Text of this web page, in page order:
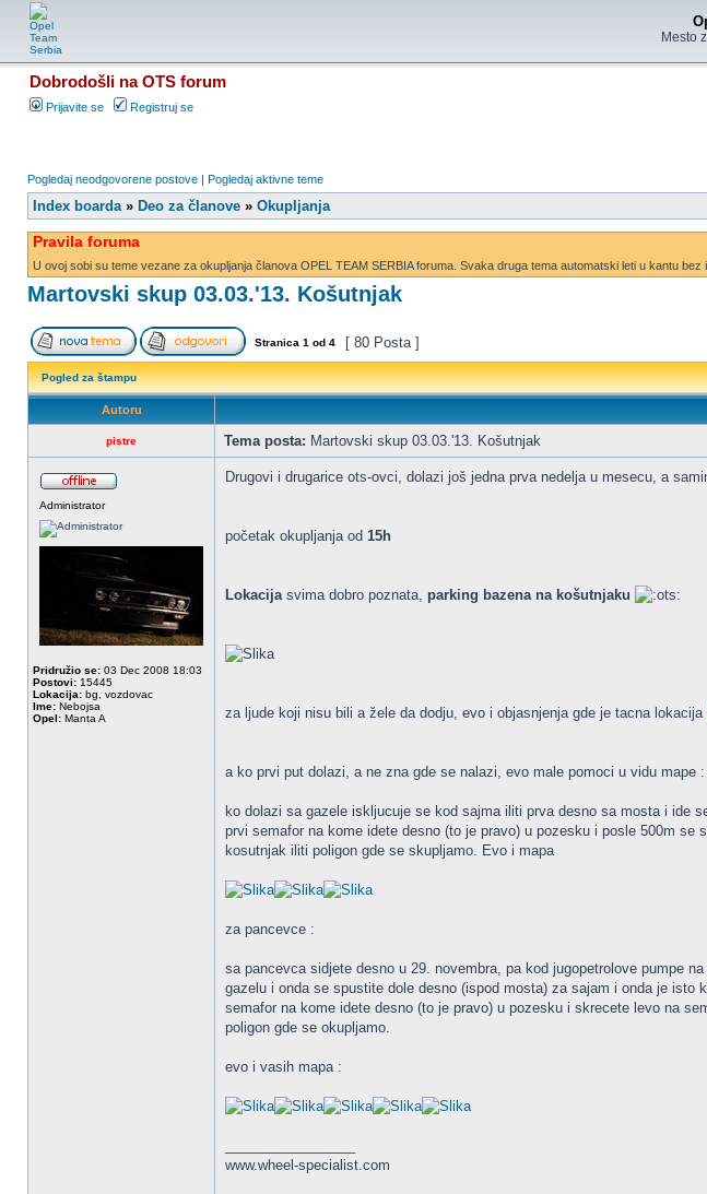
Mesto
Dobrodošli na OTS forum
Prijavite se Registruj se
Pogledaj neodgovorene postove | Pogledaj aktivne teme
Index boarda» Deo za članove » Okupljanja
Pravila foruma
U ovoj sobi su teme vezane za okupljanja članova OPEL TEAM SERBIA foruma. Svaka druga tema automatski leti u kantu bez
Martovski skup 03.03.'13. Košutnjak
Stranica 1 od 4 [ 80 Posta ]
Pogled za štampu
Autoru
pistre Tema posta: Martovski skup 03.03.'13. Košutnjak
Administrator
Pridružio se: 03 Dec 2008 18:03
Postovi: 15445
Lokacija: bg, vozdovac
Ime: Nebojsa
Opel: Manta A
Drugovi i drugarice ots-ovci, dolazi još jedna prva nedelja u mesecu, a
početak okupljanja od 15h
Lokacijasvima dobro poznata, parking bazena na košutnjaku
za ljude koji nisu bili a žele da dodju, evo i objasnjenja gde je tacna lokacija
a ko prvi put dolazi, a ne zna gde se nalazi, evo male pomoci u vidu mape :
ko dolazi sa gazele iskljucuje se kod sajma iliti prva desno sa mosta i ide
prvi semafor na kome idete desno (to je pravo) u pozesku i posle 500m
kosutnjak iliti poligon gde se skupljamo. Evo i mapa
za pancevce :
sa pancevca sidjete desno u 29. novembra, pa kod jugopetrolove pumpe
gazelu i onda se spustite dole desno (ispod mosta) za sajam i onda je
semafor na kome idete desno (to je pravo) u pozesku i skrecete levo na
poligon gde se okupljamo.
evo i vasih mapa :
www.wheel-specialist.com